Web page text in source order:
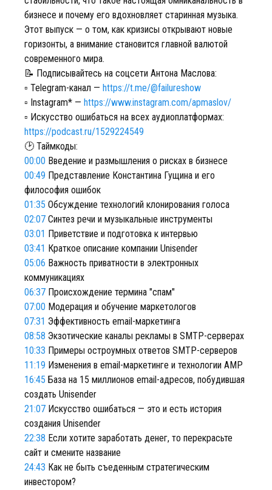
бизнесе и почему его вдохновляет старинная музыка.
Этот выпуск — о том, как кризисы открывают новые
горизонты, а внимание становится главной валютой
современного мира.
📝 Подписывайтесь на соцсети Антона Маслова:
▫️ Telegram-канал — https://t.me/@failureshow
▫️ Instagram* — https://www.instagram.com/apmaslov/
▫️ Искусство ошибаться на всех аудиоплатформах:
https://podcast.ru/1529224549
🕑 Таймкоды:
00:00 Введение и размышления о рисках в бизнесе
00:49 Представление Константина Гущина и его
философия ошибок
01:35 Обсуждение технологий клонирования голоса
02:07 Синтез речи и музыкальные инструменты
03:01 Приветствие и подготовка к интервью
03:41 Краткое описание компании Unisender
05:06 Важность приватности в электронных
коммуникациях
06:37 Происхождение термина "спам"
07:00 Модерация и обучение маркетологов
07:31 Эффективность email-маркетинга
08:58 Экзотические каналы рекламы в SMTP-серверах
10:33 Примеры остроумных ответов SMTP-серверов
11:19 Изменения в email-маркетинге и технологии AMP
16:45 База на 15 миллионов email-адресов, побудившая
создать Unisender
21:07 Искусство ошибаться — это и есть история
создания Unisender
22:38 Если хотите заработать денег, то перекрасьте
сайт и смените название
24:43 Как не быть съеденным стратегическим
инвестором?